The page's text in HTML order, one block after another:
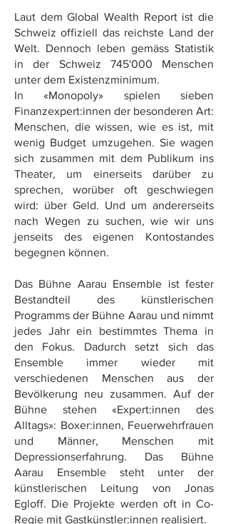
Laut dem Global Wealth Report ist die
Schweiz offiziell das reichste Land der
Welt. Dennoch leben gemäss Statistik
in der Schweiz 745'000 Menschen
unter dem Existenzminimum.
In «Monopoly» spielen sieben
Finanzexpert:innen der besonderen Art:
Menschen, die wissen, wie es ist, mit
wenig Budget umzugehen. Sie wagen
sich zusammen mit dem Publikum ins
Theater, um einerseits darüber zu
sprechen, worüber oft geschwiegen
wird: über Geld. Und um andererseits
nach Wegen zu suchen, wie wir uns
jenseits des eigenen Kontostandes
begegnen können.
Das Bühne Aarau Ensemble ist fester
Bestandteil des künstlerischen
Programms der Bühne Aarau und nimmt
jedes Jahr ein bestimmtes Thema in
den Fokus. Dadurch setzt sich das
Ensemble immer wieder mit
verschiedenen Menschen aus der
Bevölkerung neu zusammen. Auf der
Bühne stehen «Expert:innen des
Alltags»: Boxer:innen, Feuerwehrfrauen
und Männer, Menschen mit
Depressionserfahrung. Das Bühne
Aarau Ensemble steht unter der
künstlerischen Leitung von Jonas
Egloff. Die Projekte werden oft in Co-
Regie mit Gastkünstler:innen realisiert.